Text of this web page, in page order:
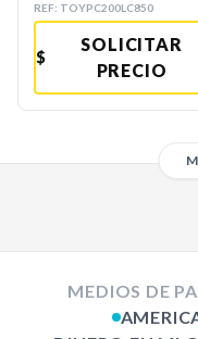
REF: TOYPC200LC850
$
SOLICITAR
PRECIO
MEDIOS DE